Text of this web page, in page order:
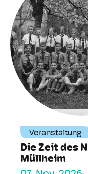
Veranstaltung
Die Zeit des
Müllheim